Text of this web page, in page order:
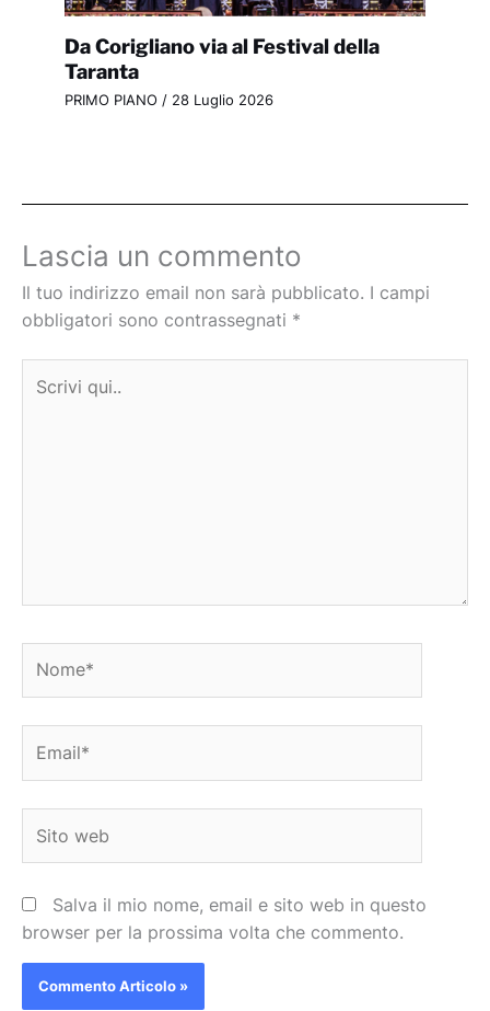
Da Corigliano via al Festival della
Taranta
PRIMO PIANO / 28 Luglio 2026
Lascia un commento
Il tuo indirizzo email non sarà pubblicato. I campi
obbligatori sono contrassegnati *
qui..
web
Salva il mio nome, email e sito web in questo
browser per la prossima volta che commento.